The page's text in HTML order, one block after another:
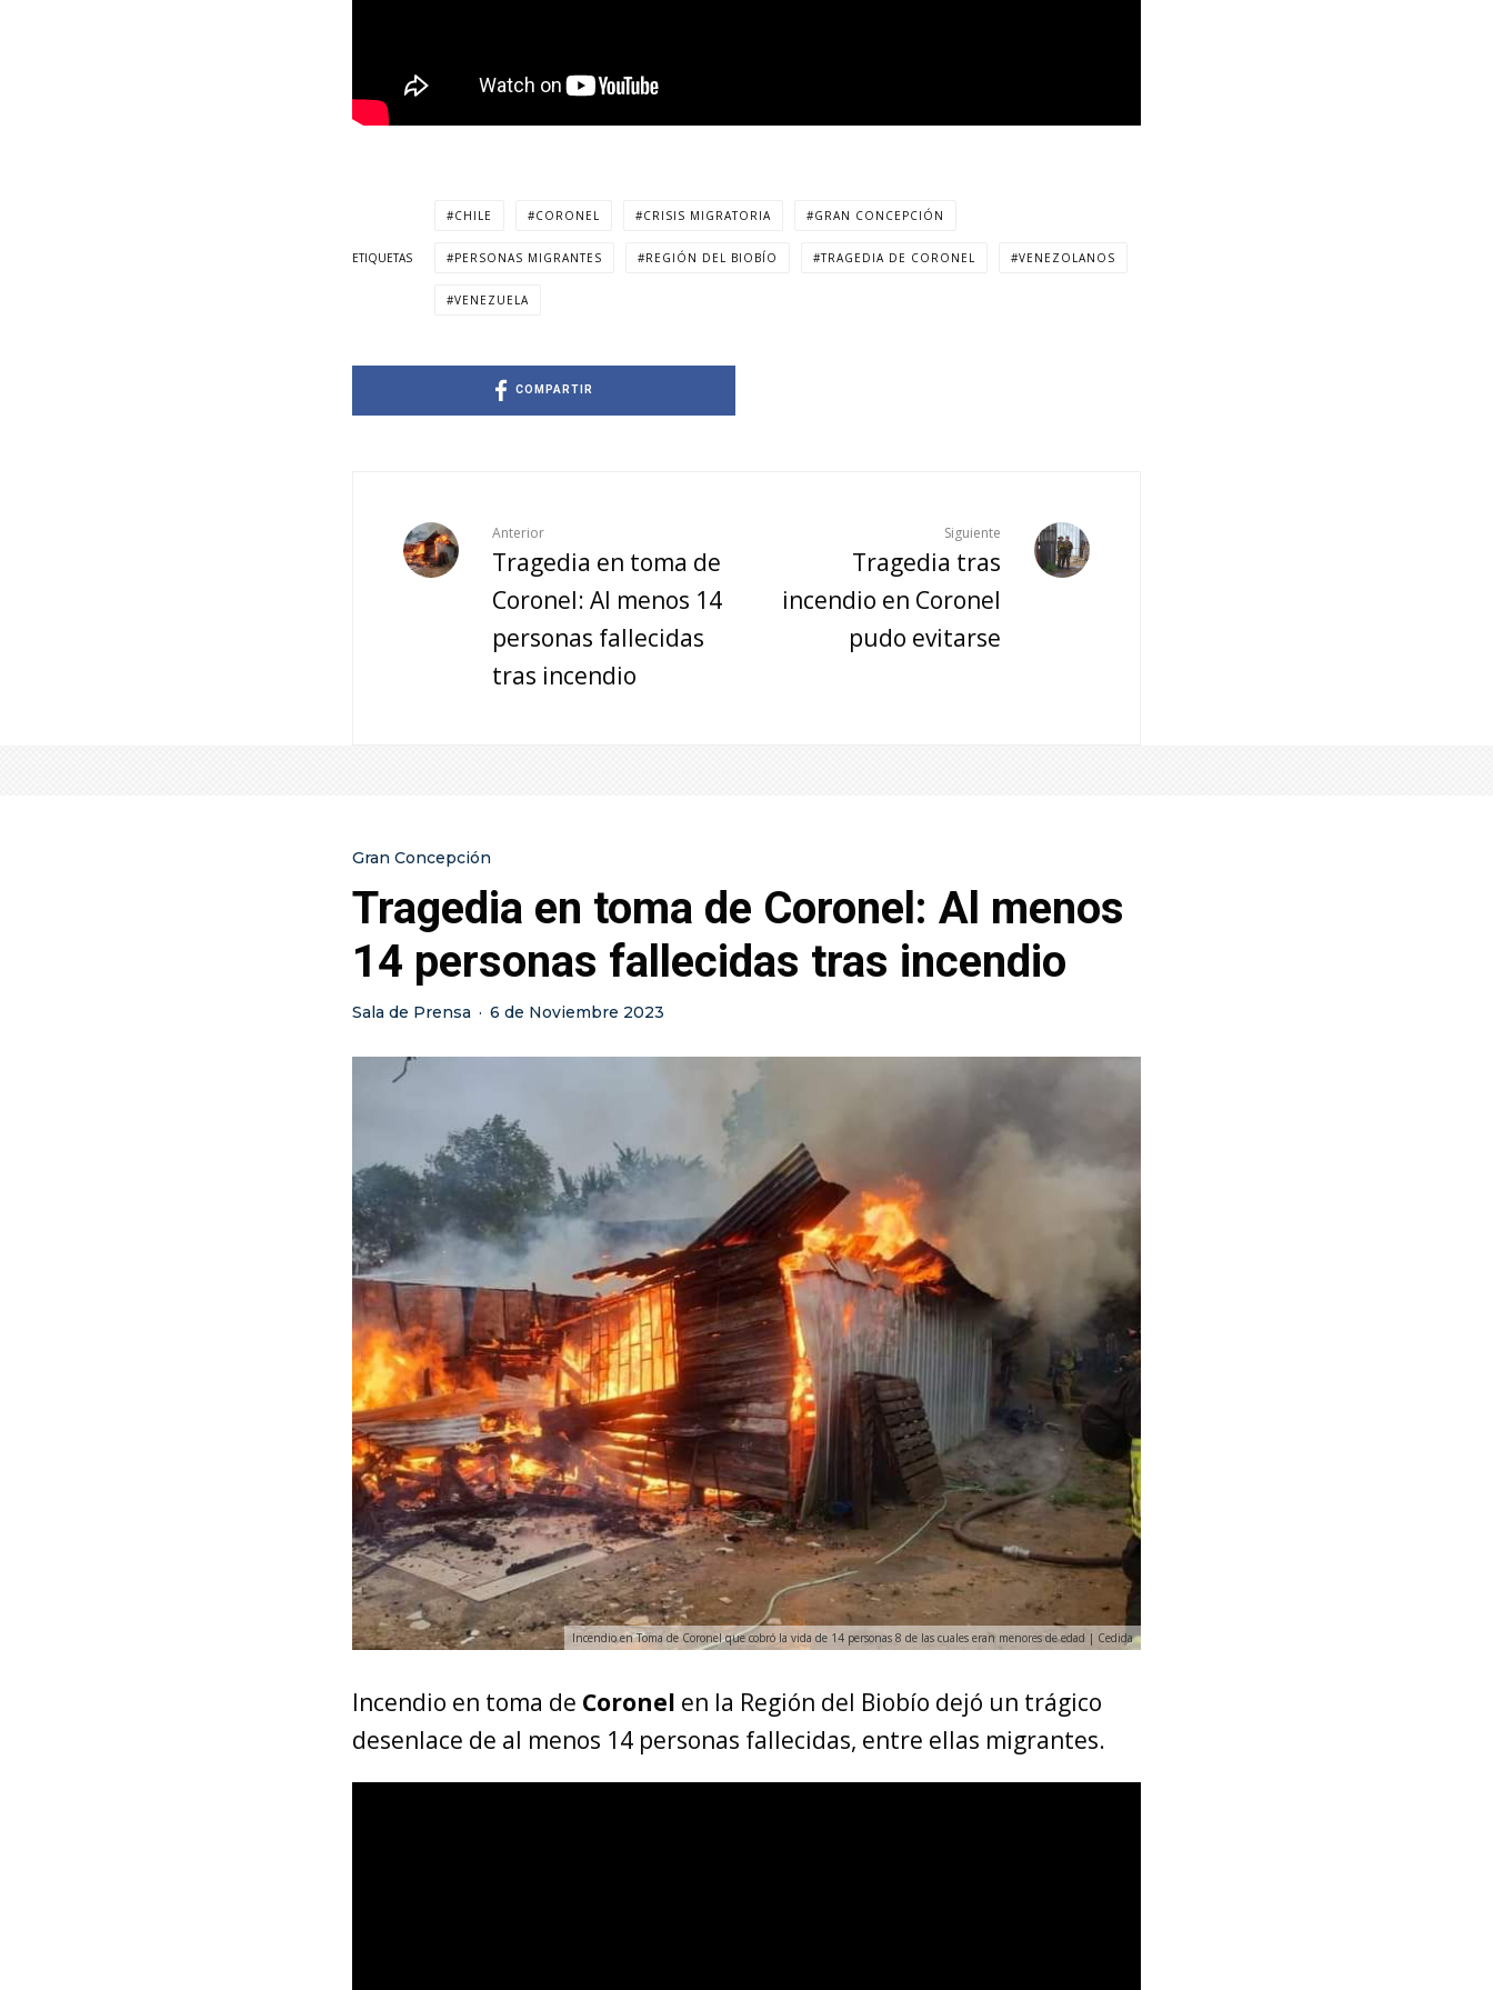
ETIQUETAS
CHILE CORONEL CRISIS MIGRATORIA GRAN CONCEPCIÓN
PERSONAS MIGRANTES REGIÓN DEL BIOBÍO TRAGEDIA DE CORONEL VENEZOLANOS
VENEZUELA
COMPARTIR
Anterior
Tragedia en toma de
Coronel: Al menos 14
personas fallecidas
tras incendio
Siguiente
Tragedia tras
incendio en Coronel
pudo evitarse
Gran Concepción
Tragedia en toma de Coronel: Al menos
14 personas fallecidas tras incendio
Sala de Prensa · 6 de Noviembre 2023
Incendio en Toma de Coronel que cobró la vida de 14 personas 8 de las cuales eran menores de edad | Cedida
Incendio en toma de Coronel en la Región del Biobío dejó un trágico
desenlace de al menos 14 personas fallecidas, entre ellas migrantes.